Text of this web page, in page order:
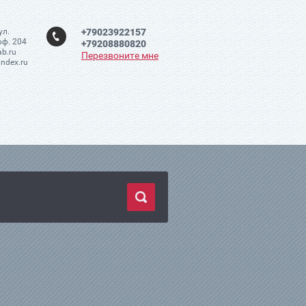
+79023922157
+79208880820
Перезвоните мне
204